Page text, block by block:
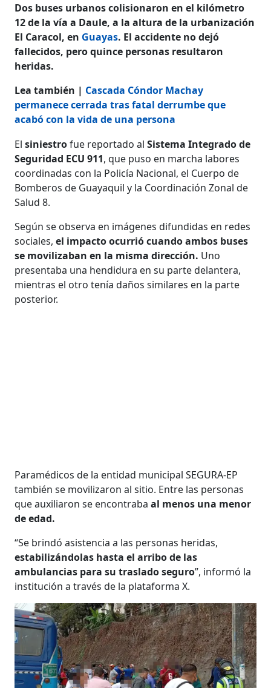
Dos buses urbanos colisionaron en el kilómetro
12 de la vía a Daule, a la altura de la urbanización
El Caracol, en Guayas. El accidente no dejó
fallecidos, pero quince personas resultaron
heridas.
Lea también | Cascada Cóndor Machay
permanece cerrada tras fatal derrumbe que
acabó con la vida de una persona
Elsiniestrofue reportado alSistema Integrado de
Seguridad ECU 911, que puso en marcha labores
coordinadas con la Policía Nacional, el Cuerpo de
Bomberos de Guayaquil y la Coordinación Zonal de
Salud 8.
Según se observa en imágenes difundidas en redes
sociales,el impacto ocurrió cuando ambos buses
se movilizaban en la misma dirección. Uno
presentaba una hendidura en su parte delantera,
mientras el otro tenía daños similares en la parte
posterior.
Paramédicos de la entidad municipal SEGURA-EP
también se movilizaron al sitio. Entre las personas
que auxiliaron se encontrabaal menos una menor
de edad.
“Se brindó asistencia a las personas heridas,
estabilizándolas hasta el arribo de las
ambulancias para su traslado seguro”, informó la
institución a través de la plataforma X.